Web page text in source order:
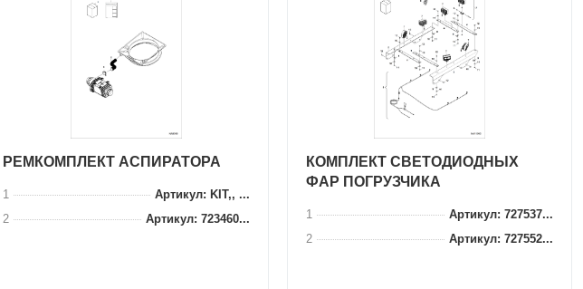
РЕМКОМПЛЕКТ АСПИРАТОРА
1
Артикул: KIT,, ...
2
Артикул: 723460...
КОМПЛЕКТ СВЕТОДИОДНЫХ
ФАР ПОГРУЗЧИКА
1
Артикул: 727537...
2
Артикул: 727552...